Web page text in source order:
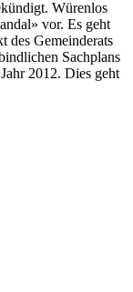
Würenlos
vor. Es geht
des Gemeinderats
Sachplans
2012. Dies geht